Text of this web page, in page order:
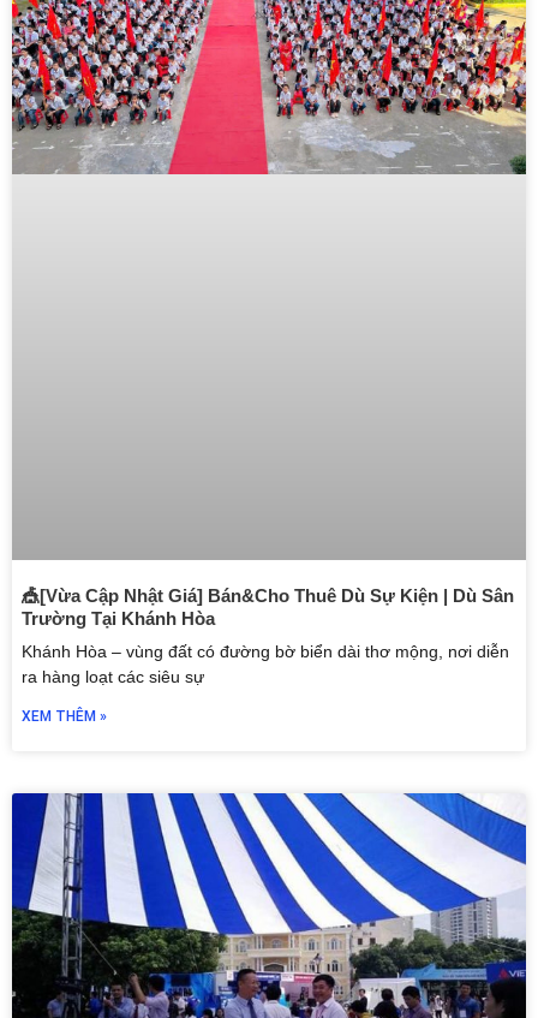
🎪[Vừa Cập Nhật Giá] Bán&Cho Thuê Dù Sự Kiện | Dù Sân
Trường Tại Khánh Hòa
Khánh Hòa – vùng đất có đường bờ biển dài thơ mộng, nơi diễn
ra hàng loạt các siêu sự
XEM THÊM »